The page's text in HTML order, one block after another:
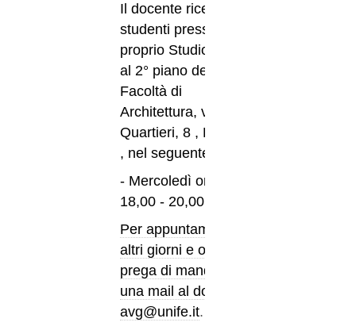
Il docente riceve gli
studenti presso il
proprio Studiolo M51
al 2° piano della
Facoltà di
Architettura, via
Quartieri, 8 , Ferrara
, nel seguente orario:
- Mercoledì ore
18,00 - 20,00
Per appuntamenti in
altri giorni e orari si
prega di mandare
una mail al docente :
avg@unife.it.